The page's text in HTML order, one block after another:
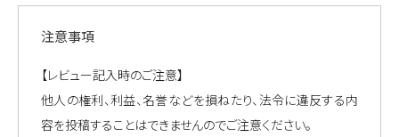
注意事項
【レビュー記入時のご注意】
他人の権利、利益、名誉などを損ねたり、法令に違反する内
容を投稿することはできませんのでご注意ください。